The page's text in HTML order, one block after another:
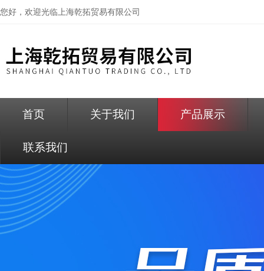
您好，欢迎光临上海乾拓贸易有限公司
首页 关于我们 产品展示
联系我们